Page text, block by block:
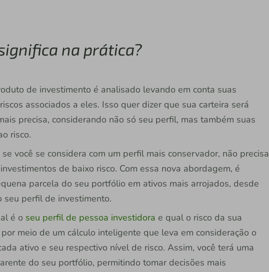
na prática?
de investimento é analisado levando em conta suas
associados a eles. Isso quer dizer que sua carteira será
precisa, considerando não só seu perfil, mas também suas
risco.
você se considera com um perfil mais conservador, não precisa
de baixo risco. Com essa nova abordagem, é
parcela do seu portfólio em ativos mais arrojados, desde
seu perfil de investimento.
é o seu perfil de pessoa investidora e qual o risco da sua
meio de um cálculo inteligente que leva em consideração o
ativo e seu respectivo nível de risco. Assim, você terá uma
do seu portfólio, permitindo tomar decisões mais